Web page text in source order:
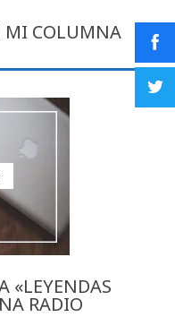
MI COLUMNA
«LEYENDAS
RADIO